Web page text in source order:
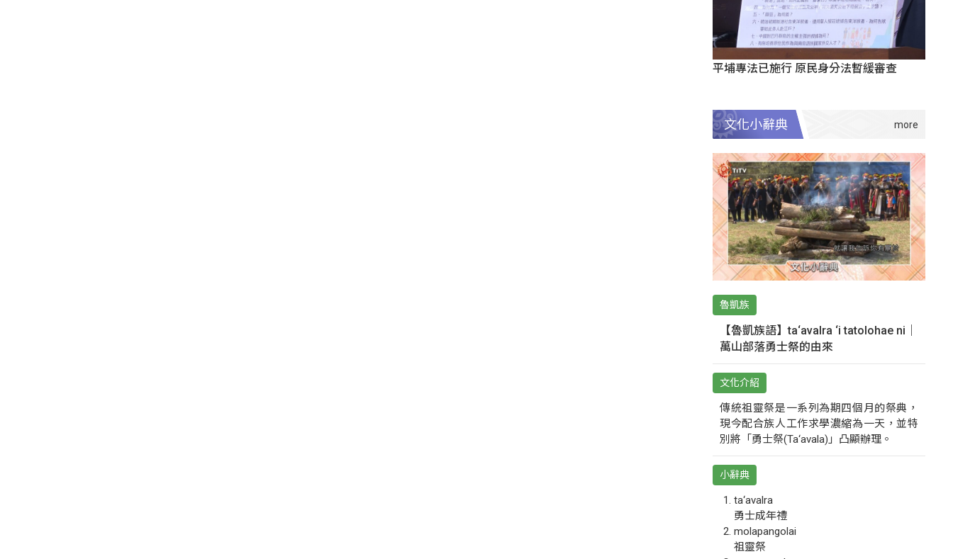
平埔專法已施行 原民身分法暫緩審查
文化小辭典
魯凱族
【魯凱族語】ta‘avalra ‘i tatolohae ni｜
萬山部落勇士祭的由來
文化介紹
傳統祖靈祭是一系列為期四個月的祭典，
現今配合族人工作求學濃縮為一天，並特
別將「勇士祭(Ta‘avala)」凸顯辦理。
小辭典
ta‘avalra
勇士成年禮
molapangolai
祖靈祭